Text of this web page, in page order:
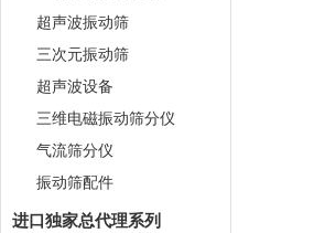
超声波振动筛
三次元振动筛
超声波设备
三维电磁振动筛分仪
气流筛分仪
振动筛配件
进口独家总代理系列